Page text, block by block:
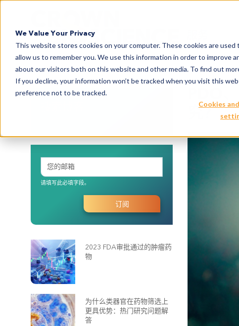
We Value Your Privacy
This website stores cookies on your computer. These cookies are
allow us to remember you. We use this information in order to improve
about our visitors both on this website and other media. To find out
If you decline, your information won’t be tracked when you visit this
preference not to be tracked.
Cookies
PDO
究？
请填写此必填字段。
2023 FDA审批通过的肿瘤药
物
为什么类器官在药物筛选上
更具优势：热门研究问题解
答